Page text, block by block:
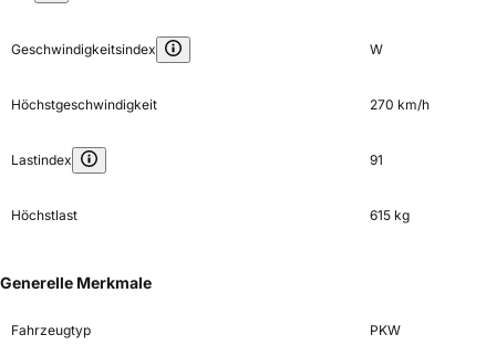
Geschwindigkeitsindex W
Höchstgeschwindigkeit 270 km/h
Lastindex 91
Höchstlast 615 kg
Generelle Merkmale
Fahrzeugtyp PKW